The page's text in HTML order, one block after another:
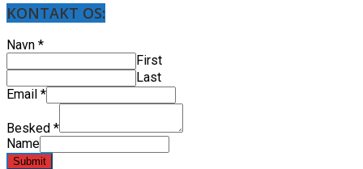
KONTAKT OS:
Navn *
First
Last
Email *
Besked *
Name
Submit